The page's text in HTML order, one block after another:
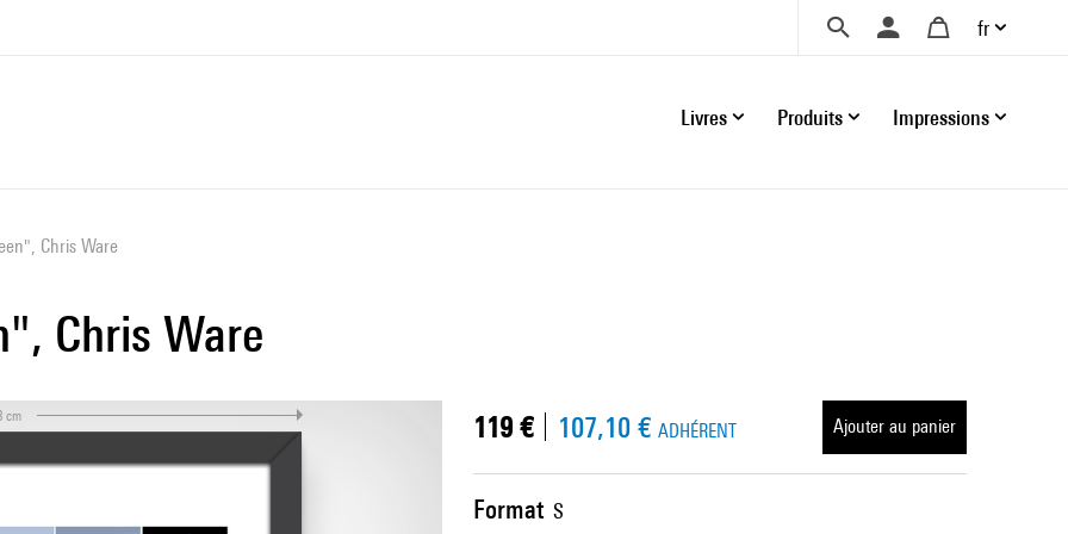
fr
Livres Produits Impressions
Chris Ware
Chris Ware
cm
Format S
119 € 107,10 € ADHÉRENT Ajouter au panier